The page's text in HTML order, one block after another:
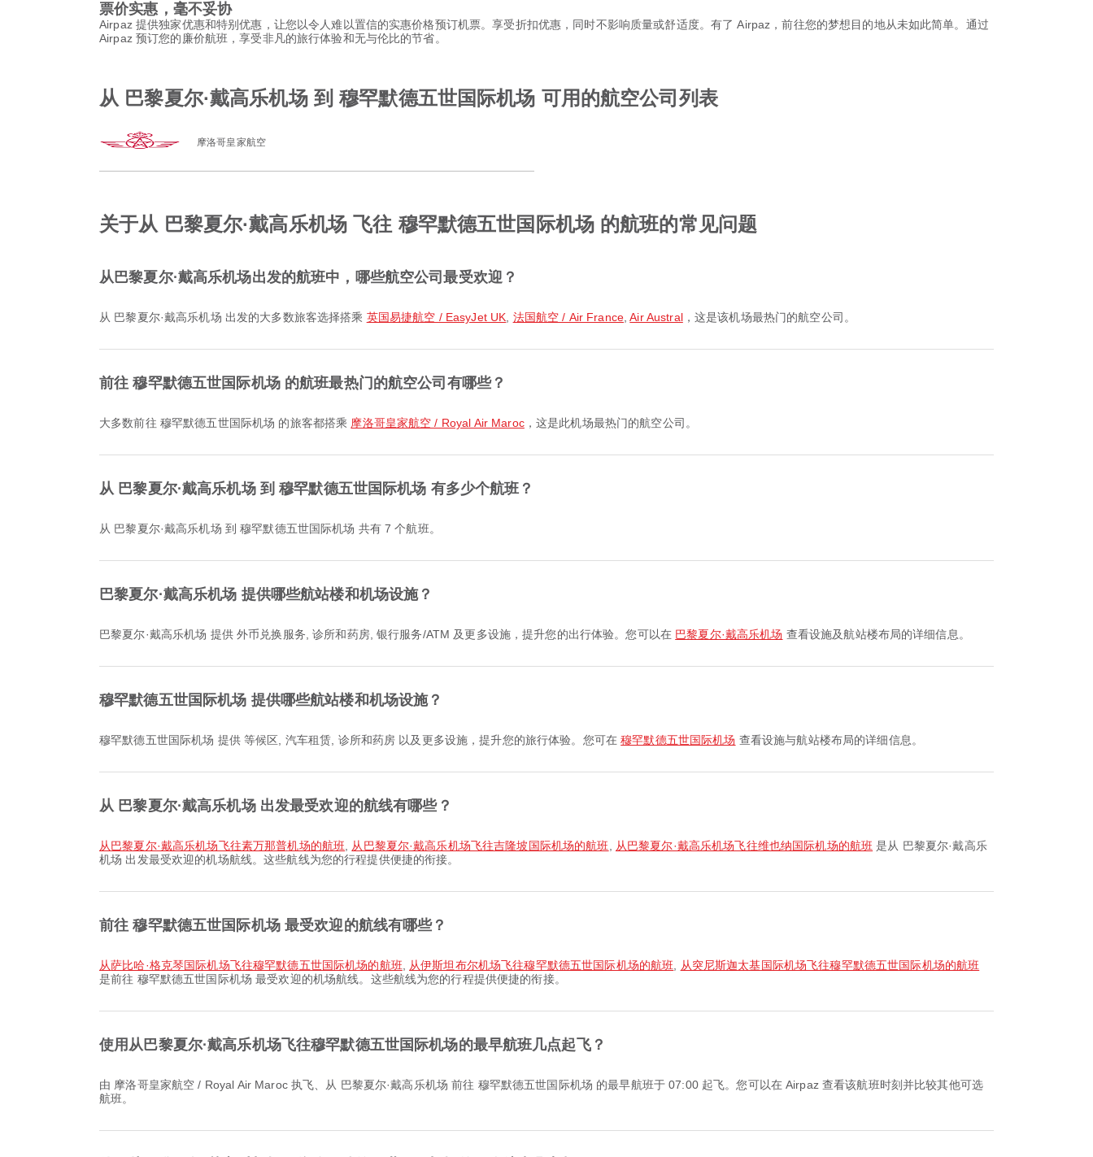
票价实惠，毫不妥协
Airpaz 提供独家优惠和特别优惠，让您以令人难以置信的实惠价格预订机票。享受折扣优惠，同时不影响质量或舒适度。有了 Airpaz，前往您的梦想目的地从未如此简单。通过
Airpaz 预订您的廉价航班，享受非凡的旅行体验和无与伦比的节省。
从 巴黎夏尔·戴高乐机场 到 穆罕默德五世国际机场 可用的航空公司列表
摩洛哥皇家航空
关于从 巴黎夏尔·戴高乐机场 飞往 穆罕默德五世国际机场 的航班的常见问题
从巴黎夏尔·戴高乐机场出发的航班中，哪些航空公司最受欢迎？
从 巴黎夏尔·戴高乐机场 出发的大多数旅客选择搭乘 英国易捷航空 / EasyJet UK 法国航空 / Air France ,Air Austral，这是该机场最热门的航空公司。
前往 穆罕默德五世国际机场 的航班最热门的航空公司有哪些？
大多数前往 穆罕默德五世国际机场 的旅客都搭乘 摩洛哥皇家航空 / Royal Air Maroc，这是此机场最热门的航空公司。
从 巴黎夏尔·戴高乐机场 到 穆罕默德五世国际机场 有多少个航班？
从 巴黎夏尔·戴高乐机场 到 穆罕默德五世国际机场 共有 7 个航班。
巴黎夏尔·戴高乐机场 提供哪些航站楼和机场设施？
巴黎夏尔·戴高乐机场 提供 外币兑换服务, 诊所和药房, 银行服务/ATM 及更多设施，提升您的出行体验。您可以在 巴黎夏尔·戴高乐机场 查看设施及航站楼布局的详细信息。
穆罕默德五世国际机场 提供哪些航站楼和机场设施？
穆罕默德五世国际机场 提供 等候区, 汽车租赁, 诊所和药房 以及更多设施，提升您的旅行体验。您可在穆罕默德五世国际机场 查看设施与航站楼布局的详细信息。
从 巴黎夏尔·戴高乐机场 出发最受欢迎的航线有哪些？
从巴黎夏尔·戴高乐机场飞往素万那普机场的航班 从巴黎夏尔·戴高乐机场飞往吉隆坡国际机场的航班 从巴黎夏尔·戴高乐机场飞往维也纳国际机场的航班 是从 巴黎夏尔·戴高乐
机场 出发最受欢迎的机场航线。这些航线为您的行程提供便捷的衔接。
前往 穆罕默德五世国际机场 最受欢迎的航线有哪些？
从萨比哈·格克琴国际机场飞往穆罕默德五世国际机场的航班 从伊斯坦布尔机场飞往穆罕默德五世国际机场的航班
从突尼斯迦太基国际机场飞往穆罕默德五世国际机场的航班
是前往 穆罕默德五世国际机场 最受欢迎的机场航线。这些航线为您的行程提供便捷的衔接。
使用从巴黎夏尔·戴高乐机场飞往穆罕默德五世国际机场的最早航班几点起飞？
由 摩洛哥皇家航空 / Royal Air Maroc 执飞、从 巴黎夏尔·戴高乐机场 前往 穆罕默德五世国际机场 的最早航班于 07:00 起飞。您可以在 Airpaz 查看该航班时刻并比较其他可选
航班。